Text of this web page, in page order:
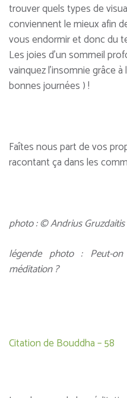
trouver quels types de
conviennent le mieux afin
vous endormir et donc du
Les joies d’un sommeil
vainquez l’insomnie grâce
bonnes journées ) !
Faîtes nous part de vos
racontant ça dans les
photo : © Andrius
légende photo : Peut-
méditation ?
Navigation
Citation de Bouddha – 58